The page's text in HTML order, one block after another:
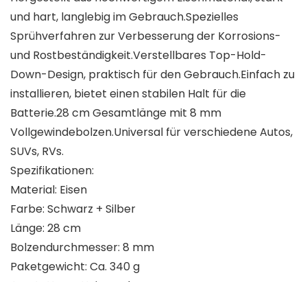
und hart, langlebig im Gebrauch.Spezielles
Sprühverfahren zur Verbesserung der Korrosions-
und Rostbeständigkeit.Verstellbares Top-Hold-
Down-Design, praktisch für den Gebrauch.Einfach zu
installieren, bietet einen stabilen Halt für die
Batterie.28 cm Gesamtlänge mit 8 mm
Vollgewindebolzen.Universal für verschiedene Autos,
SUVs, RVs.
Spezifikationen:
Material: Eisen
Farbe: Schwarz + Silber
Länge: 28 cm
Bolzendurchmesser: 8 mm
Paketgewicht: Ca. 340 g